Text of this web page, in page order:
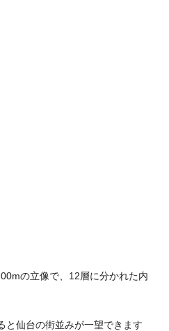
の立像で、12層に分かれた内
と仙台の街並みが一望できます